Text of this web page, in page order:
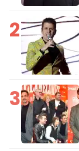
2
3